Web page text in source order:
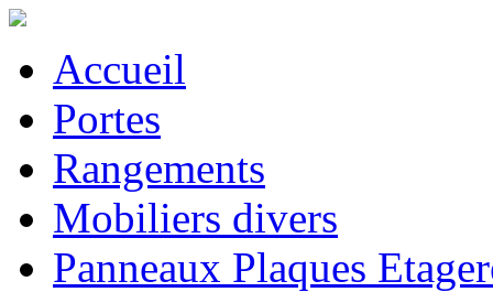
Accueil
Portes
Rangements
Mobiliers divers
Panneaux Plaques